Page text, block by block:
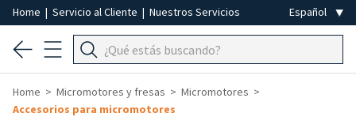
Home | Servicio al Cliente | Nuestros Servicios
Home Micromotores y fresas
Micromotores
Accesorios para micromotores